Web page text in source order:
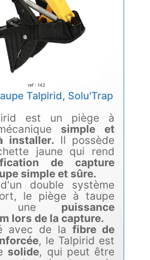
ref : 142
Talpirid, Solu'Trap
est un piège à
simple et
installer. Il possède
jaune qui rend
de capture
simple et sûre.
double système
le piège à taupe
une puissance
lors de la capture.
avec de lafibre de
, le Talpirid est
solide, qui peut être